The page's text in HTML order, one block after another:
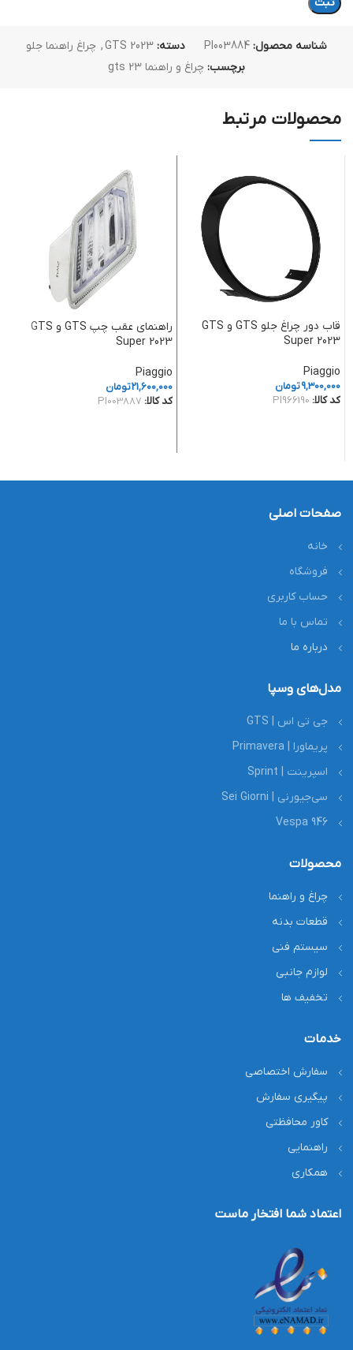
شناسه محصول: PI003884 دسته: GTS 2023
, چراغ راهنما جلو
برچسب: چراغ و راهنما gts 23
محصولات مرتبط
قاب دور چراغ جلو GTS و GTS
Super 2023
Piaggio
9,300,000تومان
کد کالا: PI966190
راهنمای عقب چپ GTS و GTS
Super 2023
Piaggio
21,600,000تومان
کد کالا: PI003887
صفحات اصلی
خانه
فروشگاه
حساب کاربری
تماس با ما
درباره ما
مدل‌های وسپا
جی تی اس | GTS
پریماورا | Primavera
اسپرینت | Sprint
سی‌جیورنی | Sei Giorni
Vespa 946
محصولات
چراغ و راهنما
قطعات بدنه
سیستم فنی
لوازم جانبی
تخفیف ها
خدمات
سفارش اختصاصی
پیگیری سفارش
کاور محافظتی
راهنمایی
همکاری
اعتماد شما افتخار ماست